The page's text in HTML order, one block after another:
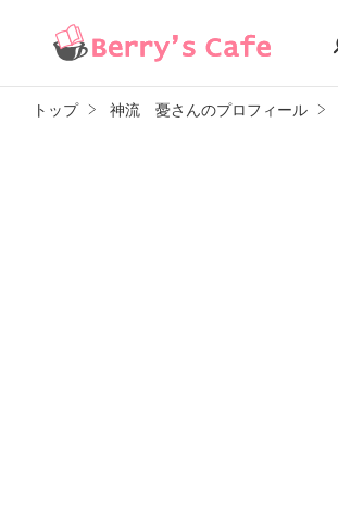
トップ 神流 憂さんのプロフィール